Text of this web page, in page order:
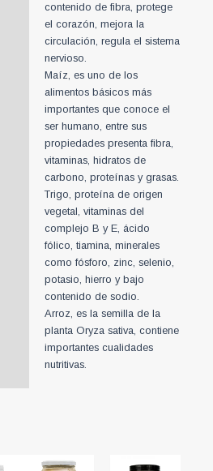
contenido de fibra, protege
el corazón, mejora la
circulación, regula el sistema
nervioso.
Maíz, es uno de los
alimentos básicos más
importantes que conoce el
ser humano, entre sus
propiedades presenta fibra,
vitaminas, hidratos de
carbono, proteínas y grasas.
Trigo, proteína de origen
vegetal, vitaminas del
complejo B y E, ácido
fólico, tiamina, minerales
como fósforo, zinc, selenio,
potasio, hierro y bajo
contenido de sodio.
Arroz, es la semilla de la
planta Oryza sativa, contiene
importantes cualidades
nutritivas.